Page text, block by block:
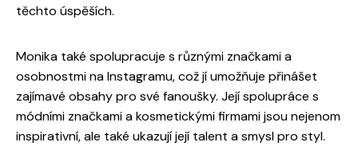
těchto úspěších.
Monika také spolupracuje s různými značkami a
osobnostmi na Instagramu, což jí umožňuje přinášet
zajímavé obsahy pro své fanoušky. Její spolupráce s
módními značkami a kosmetickými firmami jsou nejenom
inspirativní, ale také ukazují její talent a smysl pro styl.